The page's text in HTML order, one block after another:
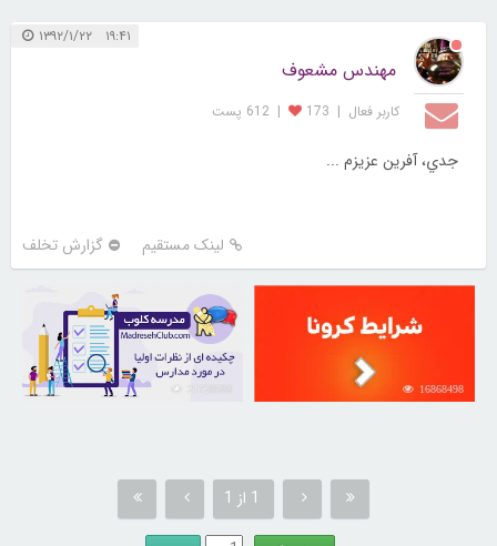
۱۹:۴۱ ۱۳۹۲/۱/۲۲
مهندس مشعوف
کاربر فعال |
173
| 612 پست
جدي، آفرين عزيزم ...
لینک مستقیم گزارش تخلف
16868498
1 از 1